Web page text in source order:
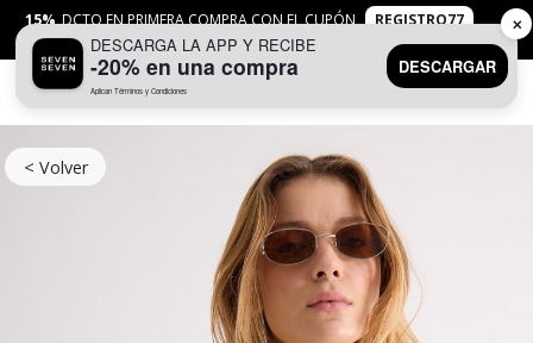
15% DCTO EN PRIMERA COMPRA CON EL CUPÓN
REGISTRO77
APLICANTYC
< Volver
DESCARGA LA APP Y RECIBE
-20% en una compra
Aplican Términos y Condiciones
DESCARGAR
✕